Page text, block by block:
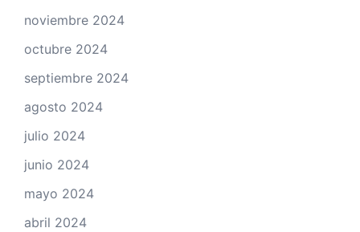
noviembre 2024
octubre 2024
septiembre 2024
agosto 2024
julio 2024
junio 2024
mayo 2024
abril 2024